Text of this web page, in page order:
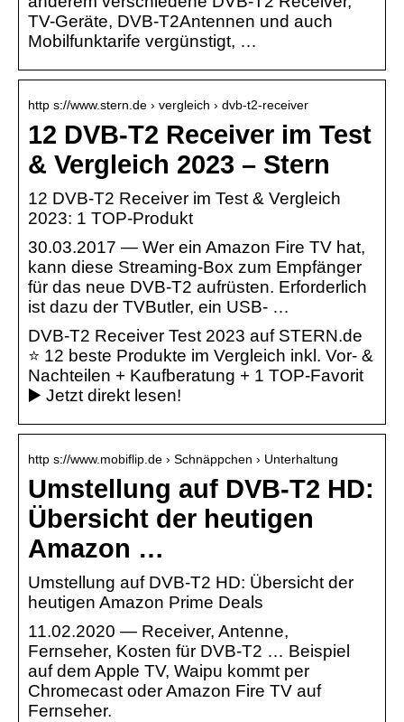
TV-Geräte, DVB-T2Antennen und auch
Mobilfunktarife vergünstigt, …
http s://www.stern.de › vergleich › dvb-t2-receiver
12 DVB-T2 Receiver im Test
& Vergleich 2023 – Stern
12 DVB-T2 Receiver im Test & Vergleich
2023: 1 TOP-Produkt
30.03.2017 — Wer ein Amazon Fire TV hat,
kann diese Streaming-Box zum Empfänger
für das neue DVB-T2 aufrüsten. Erforderlich
ist dazu der TVButler, ein USB- …
DVB-T2 Receiver Test 2023 auf STERN.de
⭐️ 12 beste Produkte im Vergleich inkl. Vor- &
Nachteilen + Kaufberatung + 1 TOP-Favorit
▶️ Jetzt direkt lesen!
http s://www.mobiflip.de › Schnäppchen › Unterhaltung
Umstellung auf DVB-T2 HD:
Übersicht der heutigen
Amazon …
Umstellung auf DVB-T2 HD: Übersicht der
heutigen Amazon Prime Deals
11.02.2020 — Receiver, Antenne,
Fernseher, Kosten für DVB-T2 … Beispiel
auf dem Apple TV, Waipu kommt per
Chromecast oder Amazon Fire TV auf
Fernseher.